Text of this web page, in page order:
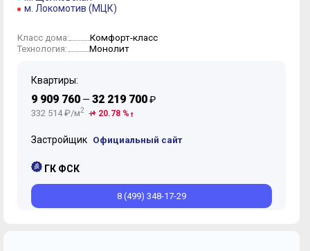
м. Локомотив (МЦК)
Класс дома: Комфорт-класс
Технология: Монолит
Квартиры:
9 909 760 — 32 219 700₽
332 514 ₽/м2 + 20.78 %
Застройщик Официальный сайт
ГК ФСК
8 (499) 348-17-29